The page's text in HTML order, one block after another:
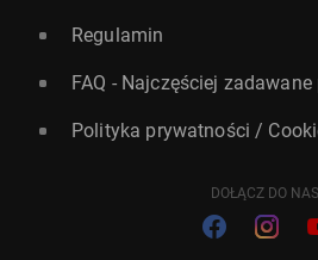
Regulamin
FAQ - Najczęściej
Polityka prywatności /
DOŁĄCZ DO